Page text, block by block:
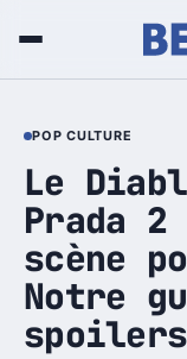
POP CULTURE
Le
Prada
scène
Notre
spoilers